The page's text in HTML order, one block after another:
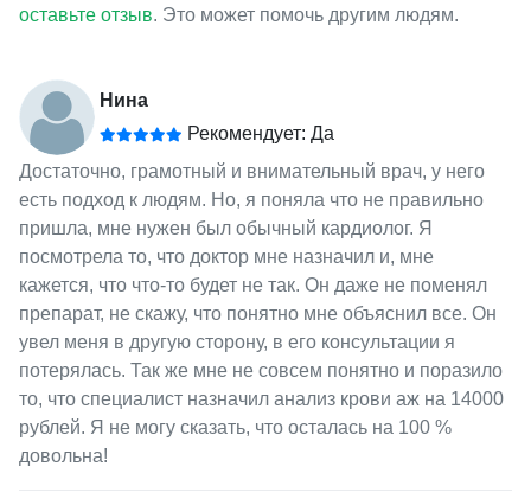
оставьте отзыв. Это может помочь другим людям.
Нина
Рекомендует: Да
Достаточно, грамотный и внимательный врач, у него
есть подход к людям. Но, я поняла что не правильно
пришла, мне нужен был обычный кардиолог. Я
посмотрела то, что доктор мне назначил и, мне
кажется, что что-то будет не так. Он даже не поменял
препарат, не скажу, что понятно мне объяснил все. Он
увел меня в другую сторону, в его консультации я
потерялась. Так же мне не совсем понятно и поразило
то, что специалист назначил анализ крови аж на 14000
рублей. Я не могу сказать, что осталась на 100 %
довольна!